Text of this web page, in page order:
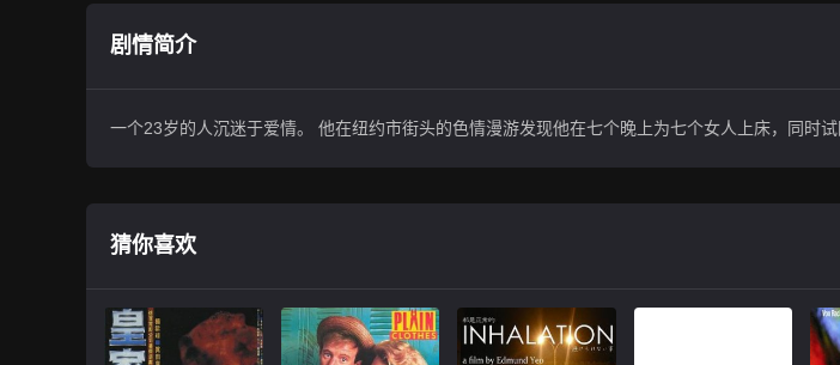
剧情简介
一个23岁的人沉迷于爱情。 他在纽约市街头的色情漫游发现他在七个晚上为七个女人上床，同时试
猜你喜欢